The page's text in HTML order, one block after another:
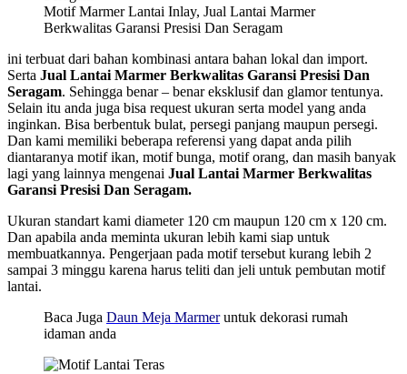
Motif Marmer Lantai Inlay, Jual Lantai Marmer
Berkwalitas Garansi Presisi Dan Seragam
ini terbuat dari bahan kombinasi antara bahan lokal dan import.
Serta Jual Lantai Marmer Berkwalitas Garansi Presisi Dan
Seragam. Sehingga benar – benar eksklusif dan glamor tentunya.
Selain itu anda juga bisa request ukuran serta model yang anda
inginkan. Bisa berbentuk bulat, persegi panjang maupun persegi.
Dan kami memiliki beberapa referensi yang dapat anda pilih
diantaranya motif ikan, motif bunga, motif orang, dan masih banyak
lagi yang lainnya mengenai Jual Lantai Marmer Berkwalitas
Garansi Presisi Dan Seragam.
Ukuran standart kami diameter 120 cm maupun 120 cm x 120 cm.
Dan apabila anda meminta ukuran lebih kami siap untuk
membuatkannya. Pengerjaan pada motif tersebut kurang lebih 2
sampai 3 minggu karena harus teliti dan jeli untuk pembutan motif
lantai.
Baca Juga Daun Meja Marmeruntuk dekorasi rumah
idaman anda